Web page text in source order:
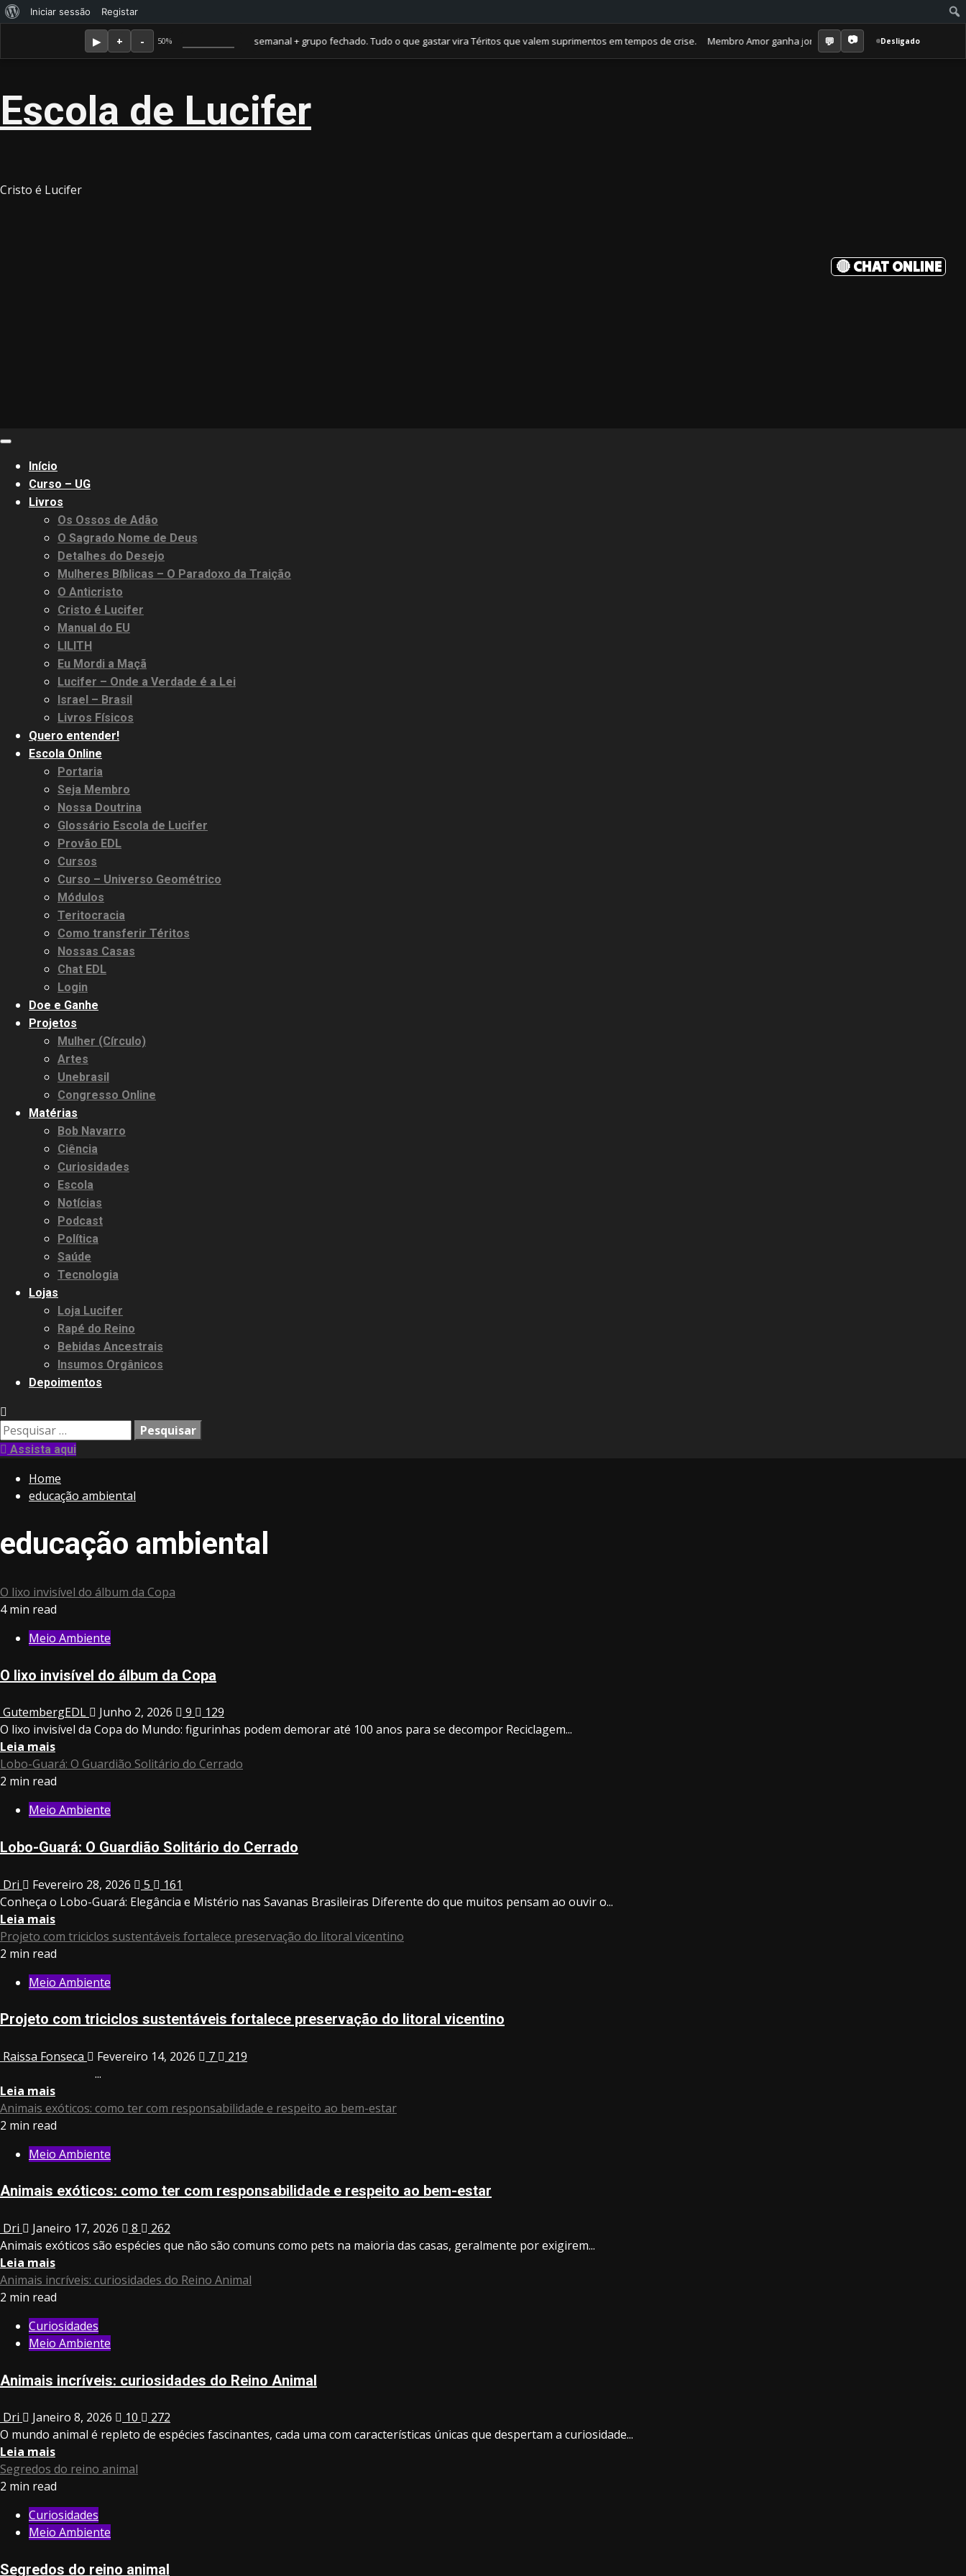
50%
Membro Amor ganha jornal mensal + aula semanal + grupo fechado. Tudo o que gastar vira Téritos que valem suprimentos em tempos de crise. Membro Amor ganha jornal mensal + aula semanal +
Desligado
Sobre
WordPress
Iniciar sessão Registar
Escola de Lucifer
Cristo é Lucifer
🔴 CHAT ONLINE
Primary
MenuInício
Curso – UG
Livros
Os Ossos de Adão
O Sagrado Nome de Deus
Detalhes do Desejo
Mulheres Bíblicas – O Paradoxo da Traição
O Anticristo
Cristo é Lucifer
Manual do EU
LILITH
Eu Mordi a Maçã
Lucifer – Onde a Verdade é a Lei
Israel – Brasil
Livros Físicos
Quero entender!
Escola Online
Portaria
Seja Membro
Nossa Doutrina
Glossário Escola de Lucifer
Provão EDL
Cursos
Curso – Universo Geométrico
Módulos
Teritocracia
Como transferir Téritos
Nossas Casas
Chat EDL
Login
Doe e Ganhe
Projetos
Mulher (Círculo)
Artes
Unebrasil
Congresso Online
Matérias
Bob Navarro
Ciência
Curiosidades
Escola
Notícias
Podcast
Política
Saúde
Tecnologia
Lojas
Loja Lucifer
Rapé do Reino
Bebidas Ancestrais
Insumos Orgânicos
Depoimentos
Pesquisar
por:Assista aqui
Home
educação ambiental
educação ambiental
O lixo invisível do álbum da Copa
4 min read
Meio Ambiente
O lixo invisível do álbum da Copa
GutembergEDL Junho 2, 2026 9
129
O lixo invisível da Copa do Mundo: figurinhas podem demorar até 100 anos para se decompor Reciclagem...
Leia mais
Lobo-Guará: O Guardião Solitário do Cerrado
2 min read
Meio Ambiente
Lobo-Guará: O Guardião Solitário do Cerrado
Dri Fevereiro 28, 2026 5
161
Conheça o Lobo-Guará: Elegância e Mistério nas Savanas Brasileiras Diferente do que muitos pensam ao ouvir o...
Leia mais
Projeto com triciclos sustentáveis fortalece preservação do litoral vicentino
2 min read
Meio Ambiente
Projeto com triciclos sustentáveis fortalece preservação do litoral vicentino
Raissa Fonseca Fevereiro 14, 2026 7
219
...
Leia mais
Animais exóticos: como ter com responsabilidade e respeito ao bem-estar
2 min read
Meio Ambiente
Animais exóticos: como ter com responsabilidade e respeito ao bem-estar
Dri Janeiro 17, 2026 8
262
Animais exóticos são espécies que não são comuns como pets na maioria das casas, geralmente por exigirem...
Leia mais
Animais incríveis: curiosidades do Reino Animal
2 min read
Curiosidades
Meio Ambiente
Animais incríveis: curiosidades do Reino Animal
Dri Janeiro 8, 2026 10
272
O mundo animal é repleto de espécies fascinantes, cada uma com características únicas que despertam a curiosidade...
Leia mais
Segredos do reino animal
2 min read
Curiosidades
Meio Ambiente
Segredos do reino animal